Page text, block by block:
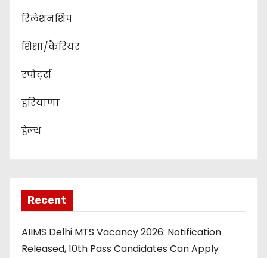
रिलेशनशिप
शिक्षा/कैरियर
स्पोर्ट्स
हरियाणा
हेल्थ
Recent
AIIMS Delhi MTS Vacancy 2026: Notification
Released, 10th Pass Candidates Can Apply